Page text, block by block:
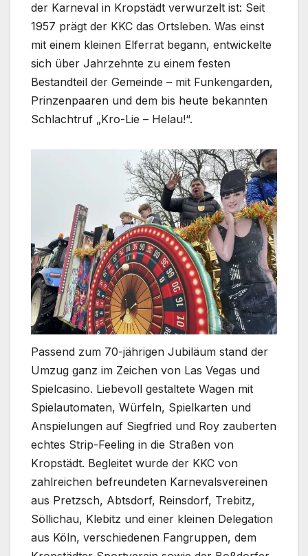
der Karneval in Kropstädt verwurzelt ist: Seit
1957 prägt der KKC das Ortsleben. Was einst
mit einem kleinen Elferrat begann, entwickelte
sich über Jahrzehnte zu einem festen
Bestandteil der Gemeinde – mit Funkengarden,
Prinzenpaaren und dem bis heute bekannten
Schlachtruf „Kro-Lie – Helau!“.
Passend zum 70-jährigen Jubiläum stand der
Umzug ganz im Zeichen von Las Vegas und
Spielcasino. Liebevoll gestaltete Wagen mit
Spielautomaten, Würfeln, Spielkarten und
Anspielungen auf Siegfried und Roy zauberten
echtes Strip-Feeling in die Straßen von
Kropstädt. Begleitet wurde der KKC von
zahlreichen befreundeten Karnevalsvereinen
aus Pretzsch, Abtsdorf, Reinsdorf, Trebitz,
Söllichau, Klebitz und einer kleinen Delegation
aus Köln, verschiedenen Fangruppen, dem